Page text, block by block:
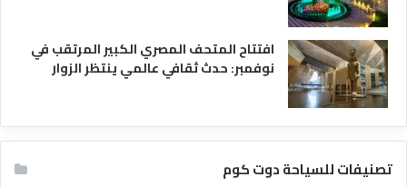
افتتاح المتحف المصري الكبير المرتقب في
نوفمبر: حدث ثقافي عالمي ينتظر الزوار
تصنيفات للسياحة دوت كوم